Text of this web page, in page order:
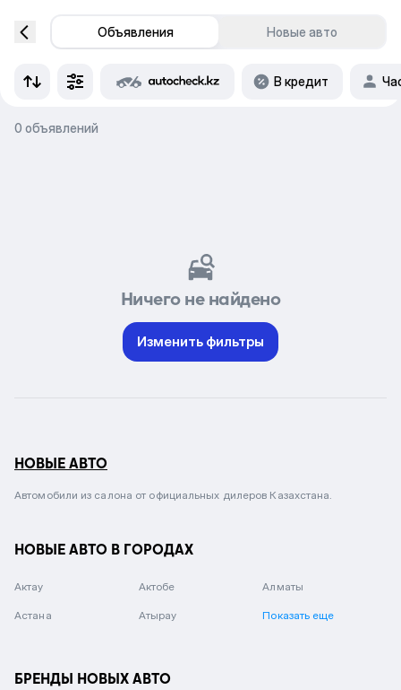
Объявления Новые авто
В кредит
0 объявлений
Ничего не найдено
Изменить фильтры
НОВЫЕ АВТО
Автомобили из салона от официальных дилеров Казахстана.
НОВЫЕ АВТО В ГОРОДАХ
Актау Актобе Алматы
Астана Атырау Показать еще
БРЕНДЫ НОВЫХ АВТО